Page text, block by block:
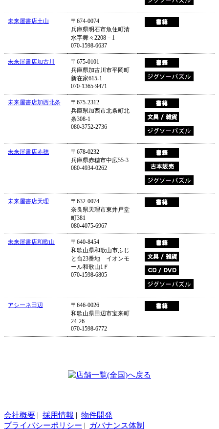
未来屋書店土山
〒674-0074
兵庫県明石市魚住町清
水字舞々2208－1
070-1598-6637
未来屋書店加古川
〒675-0101
兵庫県加古川市平岡町
新在家615-1
070-1365-9471
未来屋書店加西北条
〒675-2312
兵庫県加西市北条町北
条308-1
080-3752-2736
未来屋書店赤穂
〒678-0232
兵庫県赤穂市中広55-3
080-4934-0262
未来屋書店天理
〒632-0074
奈良県天理市東井戸堂
町381
080-4075-6967
未来屋書店和歌山
〒640-8454
和歌山県和歌山市ふじ
と台23番地 イオンモ
ール和歌山1Ｆ
070-1598-6805
アシーネ田辺
〒646-0026
和歌山県田辺市宝来町
24-26
070-1598-6772
会社概要 | 採用情報 | 物件開発
プライバシーポリシー | ガバナンス体制